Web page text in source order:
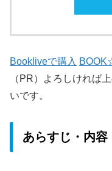
Bookliveで購入
（PR）よろしければ
いです。
あらすじ・内容